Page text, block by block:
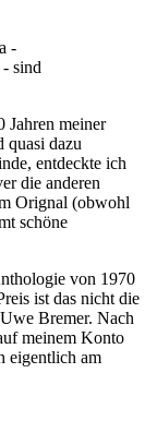
-
sind
meiner
quasi dazu
entdeckte ich
die anderen
Orignal (obwohl
schöne
von 1970
ist das nicht die
Bremer. Nach
meinem Konto
eigentlich am